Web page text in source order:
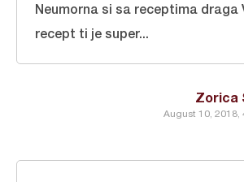
Zorica
August 10, 2018,
Neumorna si sa receptima draga
recept ti je super...